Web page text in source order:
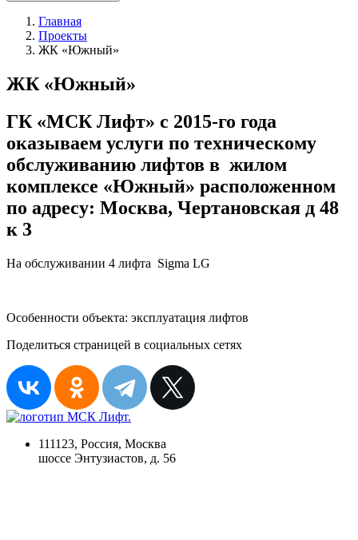
Главная
Проекты
ЖК «Южный»
ЖК «Южный»
ГК «МСК Лифт» с 2015-го года
оказываем услуги по техническому
обслуживанию лифтов в жилом
комплексе «Южный» расположенном
по адресу: Москва, Чертановская д 48
к 3
На обслуживании 4 лифта Sigma LG
Особенности объекта: эксплуатация лифтов
Поделиться страницей в социальных сетях
111123, Россия, Москва
шоссе Энтузиастов, д. 56